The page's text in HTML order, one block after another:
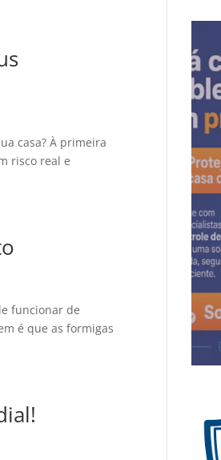
casa? À primeira
risco real e
funcionar de
é que as formigas